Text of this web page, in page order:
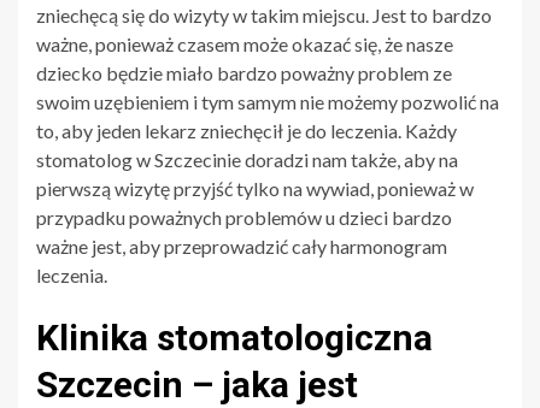
zniechęcą się do wizyty w takim miejscu. Jest to bardzo
ważne, ponieważ czasem może okazać się, że nasze
dziecko będzie miało bardzo poważny problem ze
swoim uzębieniem i tym samym nie możemy pozwolić na
to, aby jeden lekarz zniechęcił je do leczenia. Każdy
stomatolog w Szczecinie doradzi nam także, aby na
pierwszą wizytę przyjść tylko na wywiad, ponieważ w
przypadku poważnych problemów u dzieci bardzo
ważne jest, aby przeprowadzić cały harmonogram
leczenia.
Klinika stomatologiczna
Szczecin – jaka jest